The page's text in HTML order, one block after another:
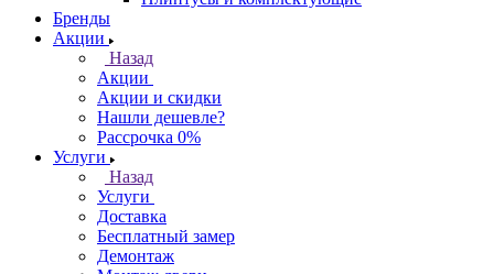
Бренды
Акции
Назад
Акции
Акции и скидки
Нашли дешевле?
Рассрочка 0%
Услуги
Назад
Услуги
Доставка
Бесплатный замер
Демонтаж